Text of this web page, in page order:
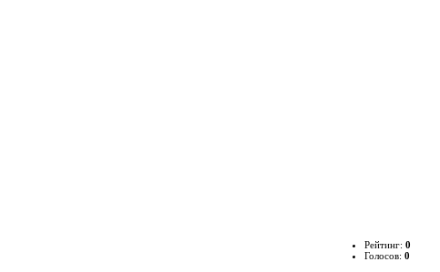
Рейтинг: 0
Голосов: 0